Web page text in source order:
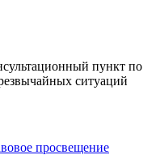
пункт по
ситуаций
просвещение